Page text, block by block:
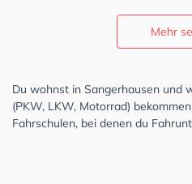
Mehr
Du wohnst in Sangerhausen und
(PKW, LKW, Motorrad)
Fahrschulen, bei denen du